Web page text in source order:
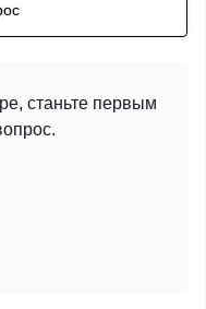
станьте первым